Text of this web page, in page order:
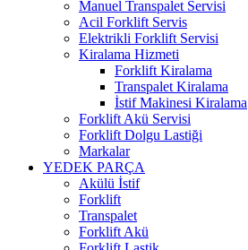
Manuel Transpalet Servisi
Acil Forklift Servis
Elektrikli Forklift Servisi
Kiralama Hizmeti
Forklift Kiralama
Transpalet Kiralama
İstif Makinesi Kiralama
Forklift Akü Servisi
Forklift Dolgu Lastiği
Markalar
YEDEK PARÇA
Akülü İstif
Forklift
Transpalet
Forklift Akü